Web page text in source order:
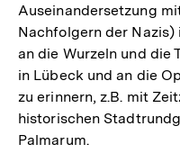
Auseinandersetzung
Nachfolgern der
an die Wurzeln und die
in Lübeck und an die
zu erinnern, z.B. mit
historischen
Palmarum.